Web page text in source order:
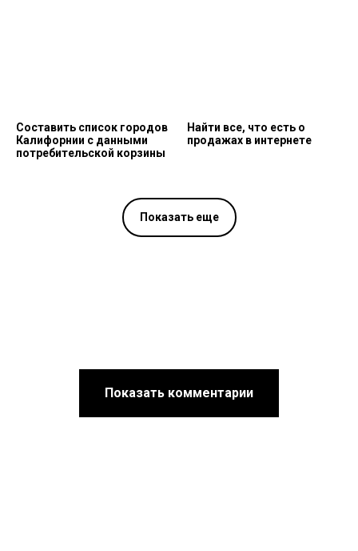
Составить список городов
Калифорнии с данными
потребительской корзины
Найти все, что есть о
продажах в интернете
Показать еще
Показать комментарии